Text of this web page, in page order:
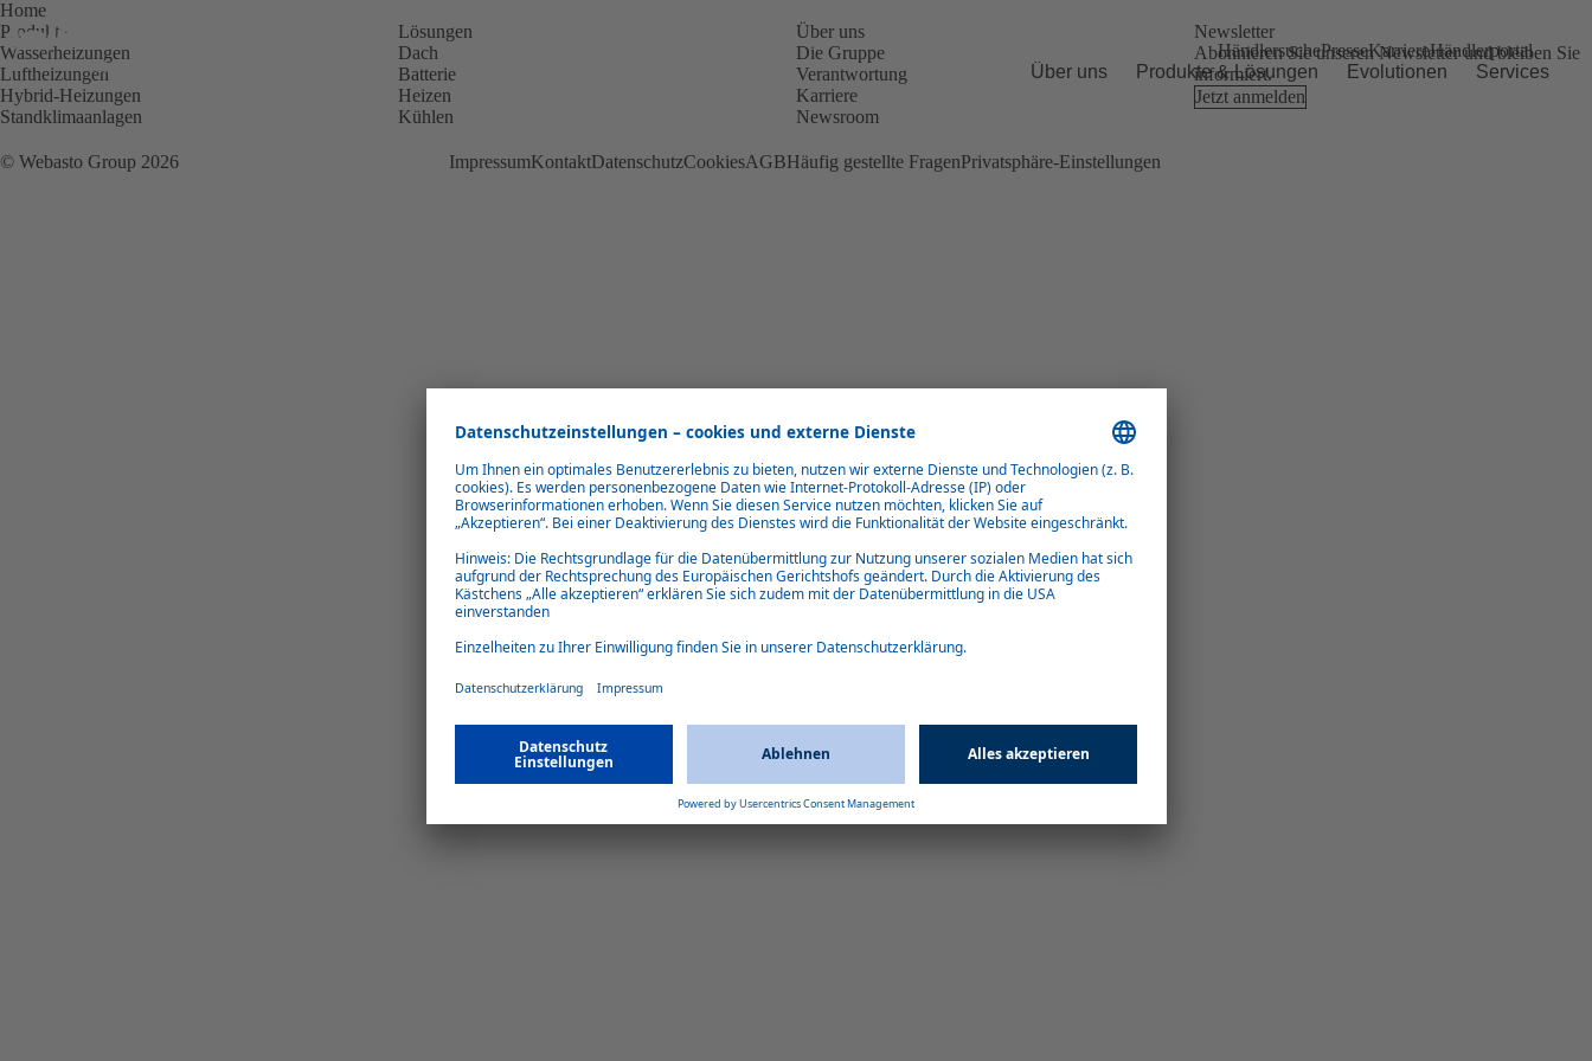
Über uns Produkte & Lösungen Evolutionen Services
HändlersuchePresseKarriereHändlerportal
Home
Produkte
Wasserheizungen
Luftheizungen
Hybrid-Heizungen
Standklimaanlagen
Lösungen
Dach
Batterie
Heizen
Kühlen
Über uns
Die Gruppe
Verantwortung
Karriere
Newsroom
Newsletter
Abonnieren Sie unseren Newsletter und bleiben Sie
informiert.
Jetzt anmelden
© Webasto Group 2026 ImpressumKontaktDatenschutzCookiesAGBHäufig gestellte FragenPrivatsphäre-Einstellungen